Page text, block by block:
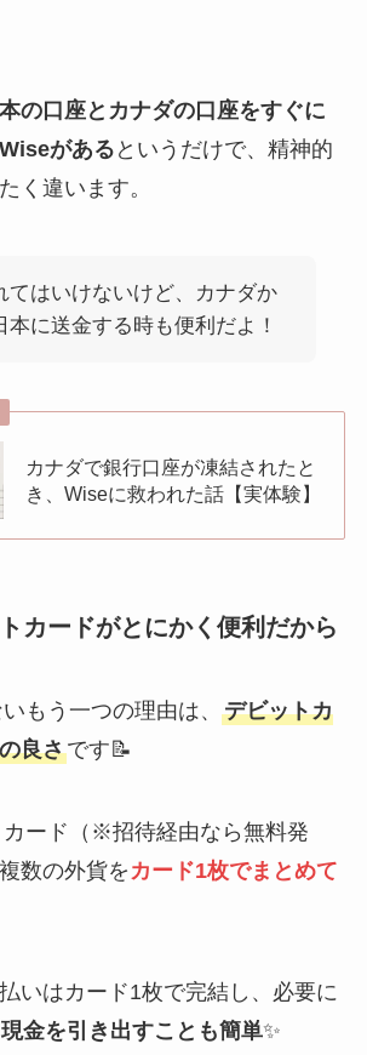
の口座とカナダの口座をすぐに
があるというだけで、精神的
く違います。
てはいけないけど、カナダか
本に送金する時も便利だよ！
カナダで銀行口座が凍結されたと
き、Wiseに救われた話【実体験】
カードがとにかく便利だから
もう一つの理由は、 デビットカ
良さです📝
ード（※招待経由なら無料発
数の外貨を カード1枚でまとめて
いはカード1枚で完結し、必要に
金を引き出すことも簡単✨